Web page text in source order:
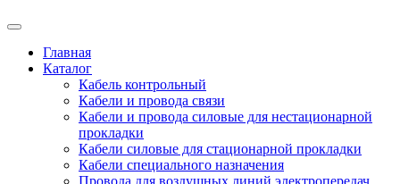
Главная
Каталог
Кабель контрольный
Кабели и провода связи
Кабели и провода силовые для нестационарной
прокладки
Кабели силовые для стационарной прокладки
Кабели специального назначения
Провода для воздушных линий электропередач